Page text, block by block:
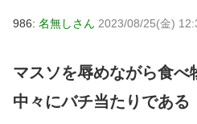
986: 名無しさん 2023/08/25(金)
マスソを辱めながら食べ
中々にバチ当たりである